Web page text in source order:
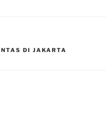
DI JAKARTA